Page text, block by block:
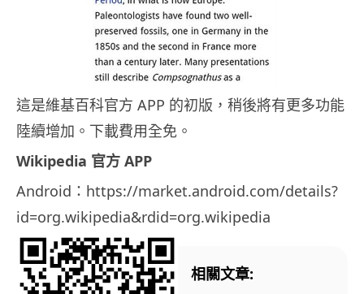
這是維基百科官方 APP 的初版，稍後將有更多功能
陸續增加。下載費用全免。
Wikipedia 官方 APP
Android：https://market.android.com/details?
id=org.wikipedia&rdid=org.wikipedia
相關文章: